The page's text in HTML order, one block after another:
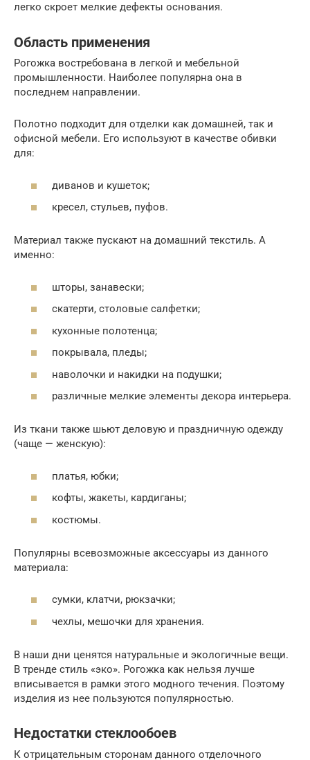
легко скроет мелкие дефекты основания.
Область применения
Рогожка востребована в легкой и мебельной
промышленности. Наиболее популярна она в
последнем направлении.
Полотно подходит для отделки как домашней, так и
офисной мебели. Его используют в качестве обивки
для:
диванов и кушеток;
кресел, стульев, пуфов.
Материал также пускают на домашний текстиль. А
именно:
шторы, занавески;
скатерти, столовые салфетки;
кухонные полотенца;
покрывала, пледы;
наволочки и накидки на подушки;
различные мелкие элементы декора интерьера.
Из ткани также шьют деловую и праздничную одежду
(чаще — женскую):
платья, юбки;
кофты, жакеты, кардиганы;
костюмы.
Популярны всевозможные аксессуары из данного
материала:
сумки, клатчи, рюкзачки;
чехлы, мешочки для хранения.
В наши дни ценятся натуральные и экологичные вещи.
В тренде стиль «эко». Рогожка как нельзя лучше
вписывается в рамки этого модного течения. Поэтому
изделия из нее пользуются популярностью.
Недостатки стеклообоев
К отрицательным сторонам данного отделочного